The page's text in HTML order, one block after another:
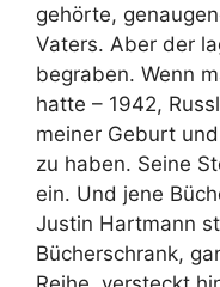
gehörte,
Vaters. Aber der
begraben. Wenn
hatte – 1942,
meiner Geburt
zu haben. Seine
ein. Und jene
Justin Hartmann
Bücherschrank,